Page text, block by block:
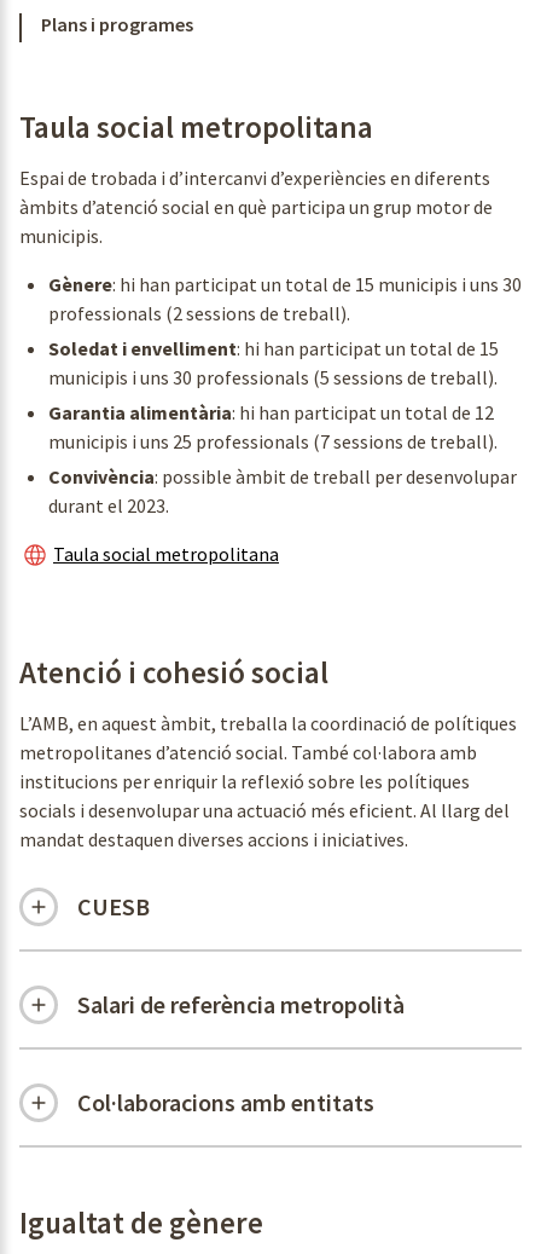
Plans i programes
Taula social metropolitana
Espai de trobada i d’intercanvi d’experiències en diferents
àmbits d’atenció social en què participa un grup motor de
municipis.
Gènere: hi han participat un total de 15 municipis i uns 30
professionals (2 sessions de treball).
Soledat i envelliment: hi han participat un total de 15
municipis i uns 30 professionals (5 sessions de treball).
Garantia alimentària: hi han participat un total de 12
municipis i uns 25 professionals (7 sessions de treball).
Convivència: possible àmbit de treball per desenvolupar
durant el 2023.
Taula social metropolitana
Atenció i cohesió social
L’AMB, en aquest àmbit, treballa la coordinació de polítiques
metropolitanes d’atenció social. També col·labora amb
institucions per enriquir la reflexió sobre les polítiques
socials i desenvolupar una actuació més eficient. Al llarg del
mandat destaquen diverses accions i iniciatives.
CUESB
Salari de referència metropolità
Col·laboracions amb entitats
Igualtat de gènere